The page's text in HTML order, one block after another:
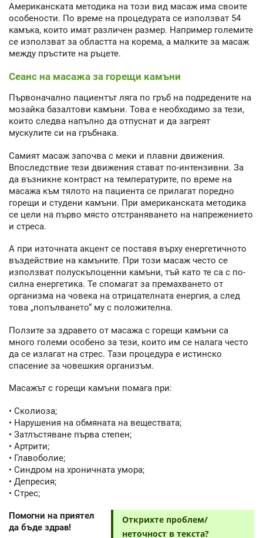
Американската методика на този вид масаж има своите
особености. По време на процедурата се използват 54
камъка, които имат различен размер. Например големите
се използват за областта на корема, а малките за масаж
между пръстите на ръцете.
Сеанс на масажа за горещи камъни
Първоначално пациентът ляга по гръб на подредените на
мозайка базалтови камъни. Това е необходимо за тези,
които следва напълно да отпуснат и да загреят
мускулите си на гръбнака.
Самият масаж започва с меки и плавни движения.
Впоследствие тези движения стават по-интензивни. За
да възникне контраст на температурите, по време на
масажа към тялото на пациента се прилагат поредно
горещи и студени камъни. При американската методика
се цели на първо място отстраняването на напрежението
и стреса.
А при източната акцент се поставя върху енергетичното
въздействие на камъните. При този масаж често се
използват полускъпоценни камъни, тъй като те са с по-
силна енергетика. Те спомагат за премахването от
организма на човека на отрицателната енергия, а след
това „попълването“ му с положителна.
Ползите за здравето от масажа с горещи камъни са
много големи особено за тези, които им се налага често
да се излагат на стрес. Тази процедура е истинско
спасение за човешкия организъм.
Масажът с горещи камъни помага при:
• Сколиоза;
• Нарушения на обмяната на веществата;
• Затлъстяване първа степен;
• Артрити;
• Главоболие;
• Синдром на хроничната умора;
• Депресия;
• Стрес;
Помогни на приятел
да бъде здрав!
Открихте проблем/
неточност в текста?